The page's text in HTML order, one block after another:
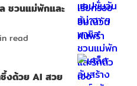
read
งด้วย AI สวย